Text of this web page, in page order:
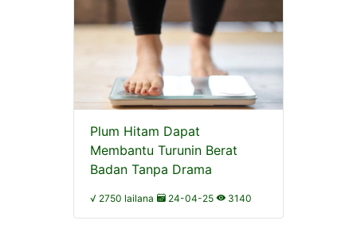
Plum Hitam Dapat
Membantu Turunin Berat
Badan Tanpa Drama
√ 2750 lailana 24-04-25 3140